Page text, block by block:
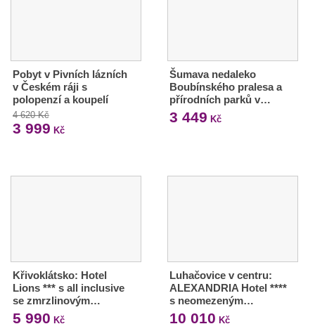
Pobyt v Pivních lázních
v Českém ráji s
polopenzí a koupelí
4 620 Kč
3 999 Kč
Šumava nedaleko
Boubínského pralesa a
přírodních parků v…
3 449 Kč
Křivoklátsko: Hotel
Lions *** s all inclusive
se zmrzlinovým…
5 990 Kč
Luhačovice v centru:
ALEXANDRIA Hotel ****
s neomezeným…
10 010 Kč